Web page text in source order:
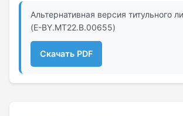
Альтернативная версия титульного
(E-BY.МТ22.B.00655)
Скачать PDF